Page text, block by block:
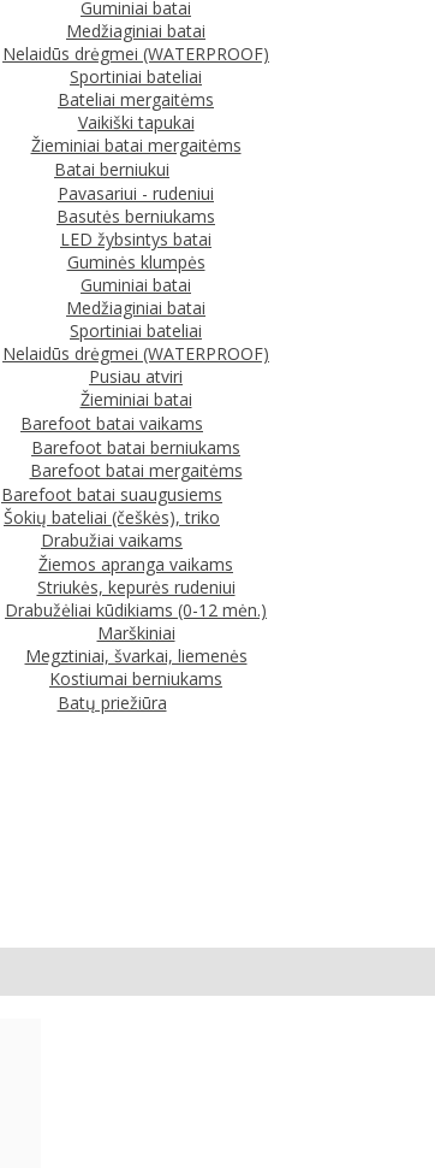
Guminiai batai
Medžiaginiai batai
Nelaidūs drėgmei (WATERPROOF)
Sportiniai bateliai
Bateliai mergaitėms
Vaikiški tapukai
Žieminiai batai mergaitėms
Batai berniukui
Pavasariui - rudeniui
Basutės berniukams
LED žybsintys batai
Guminės klumpės
Guminiai batai
Medžiaginiai batai
Sportiniai bateliai
Nelaidūs drėgmei (WATERPROOF)
Pusiau atviri
Žieminiai batai
Barefoot batai vaikams
Barefoot batai berniukams
Barefoot batai mergaitėms
Barefoot batai suaugusiems
Šokių bateliai (češkės), triko
Drabužiai vaikams
Žiemos apranga vaikams
Striukės, kepurės rudeniui
Drabužėliai kūdikiams (0-12 mėn.)
Marškiniai
Megztiniai, švarkai, liemenės
Kostiumai berniukams
Batų priežiūra